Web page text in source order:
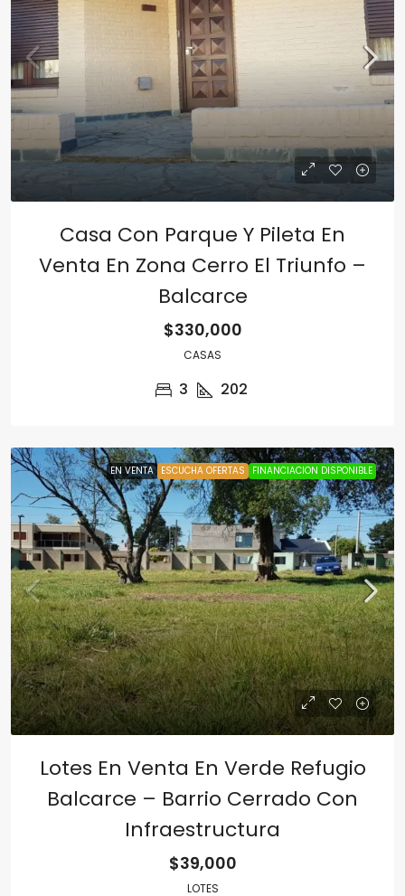
Casa Con Parque Y Pileta En
Venta En Zona Cerro El Triunfo –
Balcarce
$330,000
CASAS
3 202
EN VENTA ESCUCHA OFERTAS FINANCIACION DISPONIBLE
Lotes En Venta En Verde Refugio
Balcarce – Barrio Cerrado Con
Infraestructura
$39,000
LOTES